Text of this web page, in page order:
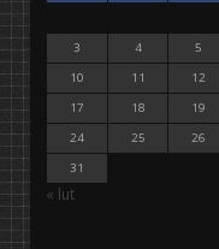
3
4 5
10
11 12
17
18 19
24
25 26
31
« lut